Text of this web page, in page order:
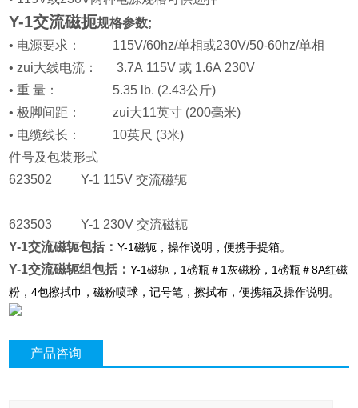
Y-1交流磁扼规格参数;
• 电源要求： 115V/60hz/单相或230V/50-60hz/单相
• zui大线电流： 3.7A 115V 或 1.6A 230V
• 重 量： 5.35 lb. (2.43公斤)
• 极脚间距： zui大11英寸 (200毫米)
• 电缆线长： 10英尺 (3米)
件号及包装形式
623502 Y-1 115V 交流磁轭
623503 Y-1 230V 交流磁轭
Y-1交流磁轭包括：Y-1磁轭，操作说明，便携手提箱。
Y-1交流磁轭组包括：Y-1磁轭，1磅瓶＃1灰磁粉，1磅瓶＃8A红磁
粉，4包擦拭巾，磁粉喷球，记号笔，擦拭布，便携箱及操作说明。
产品咨询